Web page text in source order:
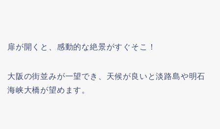
扉が開くと、感動的な絶景がすぐそこ！
大阪の街並みが一望でき、天候が良いと淡路島や明石
海峡大橋が望めます。